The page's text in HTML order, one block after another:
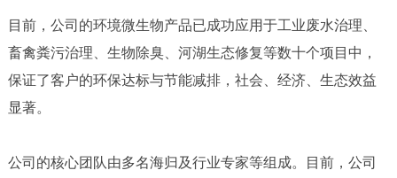
目前，公司的环境微生物产品已成功应用于工业废水治理、
畜禽粪污治理、生物除臭、河湖生态修复等数十个项目中，
保证了客户的环保达标与节能减排，社会、经济、生态效益
显著。
公司的核心团队由多名海归及行业专家等组成。目前，公司